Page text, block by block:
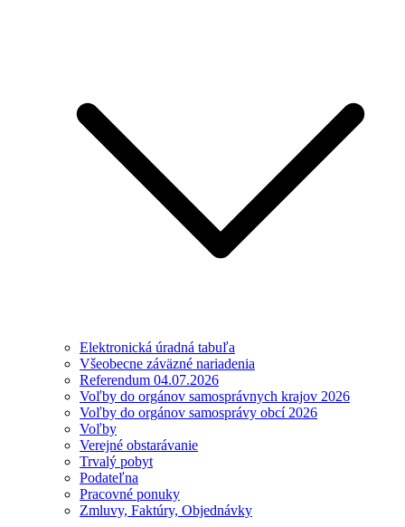
Elektronická úradná tabuľa
Všeobecne záväzné nariadenia
Referendum 04.07.2026
Voľby do orgánov samosprávnych krajov 2026
Voľby do orgánov samosprávy obcí 2026
Voľby
Verejné obstarávanie
Trvalý pobyt
Podateľna
Pracovné ponuky
Zmluvy, Faktúry, Objednávky